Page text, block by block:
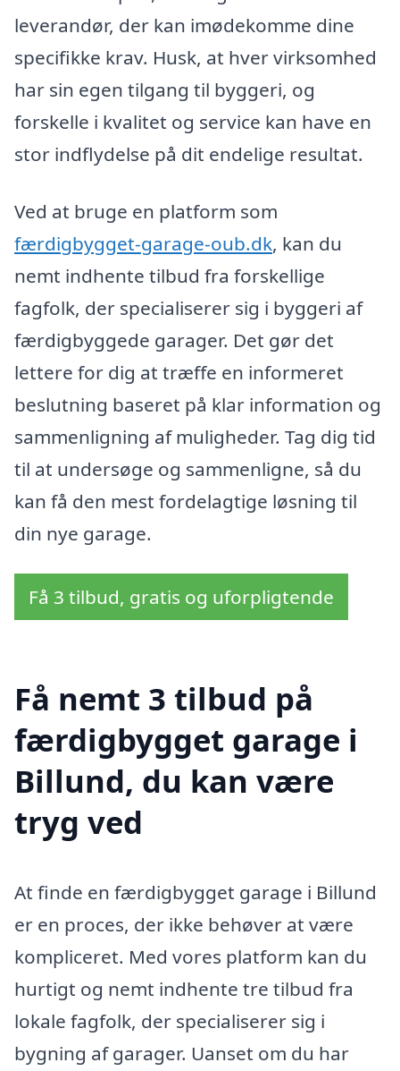
leverandør, der kan imødekomme dine
specifikke krav. Husk, at hver virksomhed
har sin egen tilgang til byggeri, og
forskelle i kvalitet og service kan have en
stor indflydelse på dit endelige resultat.
Ved at bruge en platform som
færdigbygget-garage-oub.dk, kan du
nemt indhente tilbud fra forskellige
fagfolk, der specialiserer sig i byggeri af
færdigbyggede garager. Det gør det
lettere for dig at træffe en informeret
beslutning baseret på klar information og
sammenligning af muligheder. Tag dig tid
til at undersøge og sammenligne, så du
kan få den mest fordelagtige løsning til
din nye garage.
Få 3 tilbud, gratis og uforpligtende
Få nemt 3 tilbud på
færdigbygget garage i
Billund, du kan være
tryg ved
At finde en færdigbygget garage i Billund
er en proces, der ikke behøver at være
kompliceret. Med vores platform kan du
hurtigt og nemt indhente tre tilbud fra
lokale fagfolk, der specialiserer sig i
bygning af garager. Uanset om du har